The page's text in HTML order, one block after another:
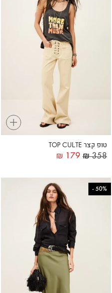
+
טופ קצר TOP CULTE
₪358
₪ 179
50%
-